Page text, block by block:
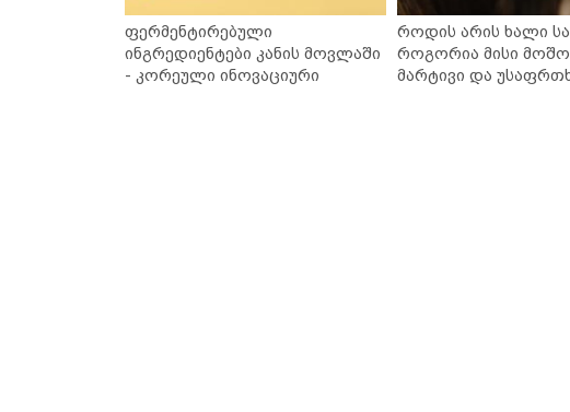
ფერმენტირებული
ინგრედიენტები კანის მოვლაში
- კორეული ინოვაციური
როდის არის ხალი
როგორია მისი
მარტივი და